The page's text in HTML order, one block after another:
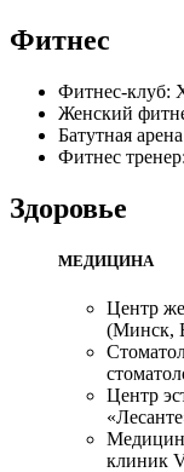
Фитнес
Фитнес-клуб:
Женский
Батутная
Фитнес
Здоровье
МЕДИЦИНА
Центр
(Минск,
Центр
клиник